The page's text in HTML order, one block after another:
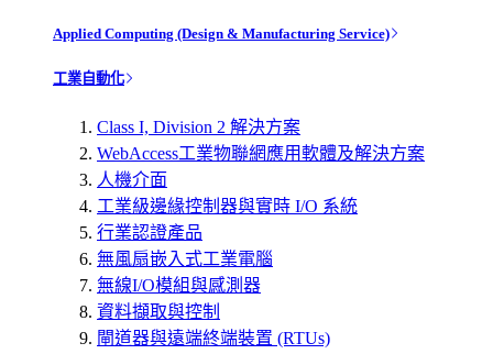
Applied Computing (Design & Manufacturing Service)
工業自動化
Class I, Division 2 解決方案
WebAccess工業物聯網應用軟體及解決方案
人機介面
工業級邊緣控制器與實時 I/O 系統
行業認證產品
無風扇嵌入式工業電腦
無線I/O模組與感測器
資料擷取與控制
閘道器與遠端終端裝置 (RTUs)